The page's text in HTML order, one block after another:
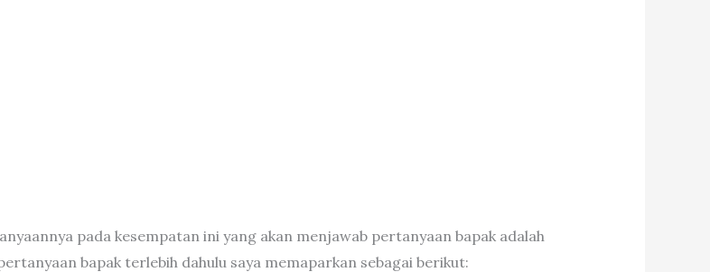
pada kesempatan ini yang akan menjawab pertanyaan bapak adalah
bapak terlebih dahulu saya memaparkan sebagai berikut: